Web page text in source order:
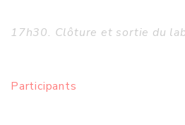
17h30. Clôture et sortie du
Participants